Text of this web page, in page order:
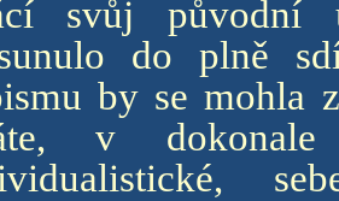
svůj původní
do plně
by se mohla
v dokonale